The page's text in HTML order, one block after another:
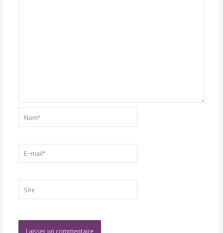
mail*